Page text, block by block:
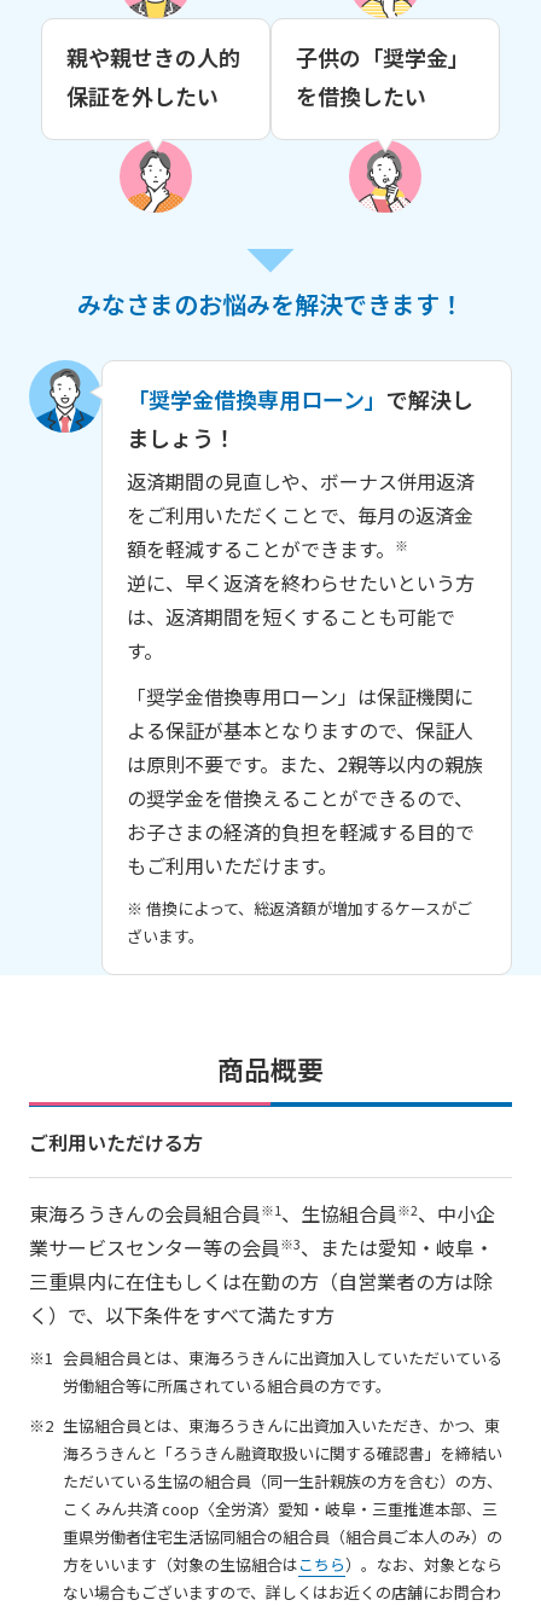
親や親せきの人的
保証を外したい
子供の「奨学金」
を借換したい
みなさまのお悩みを解決できます！
「奨学金借換専用ローン」 で解決し
ましょう！
返済期間の見直しや、ボーナス併用返済
をご利用いただくことで、毎月の返済金
額を軽減することができます。
※
逆に、早く返済を終わらせたいという方
は、返済期間を短くすることも可能で
す。
「奨学金借換専用ローン」は保証機関に
よる保証が基本となりますので、保証人
は原則不要です。また、2親等以内の親族
の奨学金を借換えることができるので、
お子さまの経済的負担を軽減する目的で
もご利用いただけます。
※ 借換によって、総返済額が増加するケースがご
ざいます。
商品概要
ご利用いただける方
東海ろうきんの会員組合員※1、生協組合員※2、中小企
業サービスセンター等の会員※3、または愛知・岐阜・
三重県内に在住もしくは在勤の方（自営業者の方は除
く）で、以下条件をすべて満たす方
会員組合員とは、東海ろうきんに出資加入していただいている
労働組合等に所属されている組合員の方です。
生協組合員とは、東海ろうきんに出資加入いただき、かつ、東
海ろうきんと「ろうきん融資取扱いに関する確認書」を締結い
ただいている生協の組合員（同一生計親族の方を含む）の方、
こくみん共済 coop〈全労済〉愛知・岐阜・三重推進本部、三
重県労働者住宅生活協同組合の組合員（組合員ご本人のみ）の
方をいいます（対象の生協組合はこちら）。なお、対象となら
ない場合もございますので、詳しくはお近くの店舗にお問合わ